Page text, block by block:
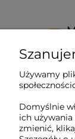
Używamy
Domyślnie
ich
zmienić,